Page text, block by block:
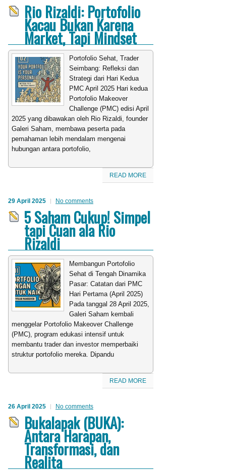
Rio Rizaldi: Portofolio
Kacau Bukan Karena
Market, Tapi Mindset
Portofolio Sehat, Trader
Seimbang: Refleksi dan
Strategi dari Hari Kedua
PMC April 2025 Hari kedua
Portofolio Makeover
Challenge (PMC) edisi April
2025 yang dibawakan oleh Rio Rizaldi, founder
Galeri Saham, membawa peserta pada
pemahaman lebih mendalam mengenai
hubungan antara portofolio,
READ MORE
29 April 2025 No comments
5 Saham Cukup! Simpel
tapi Cuan ala Rio
Rizaldi
Membangun Portofolio
Sehat di Tengah Dinamika
Pasar: Catatan dari PMC
Hari Pertama (April 2025)
Pada tanggal 28 April 2025,
Galeri Saham kembali
menggelar Portofolio Makeover Challenge
(PMC), program edukasi intensif untuk
membantu trader dan investor memperbaiki
struktur portofolio mereka. Dipandu
READ MORE
26 April 2025 No comments
Bukalapak (BUKA):
Antara Harapan,
Transformasi, dan
Realita